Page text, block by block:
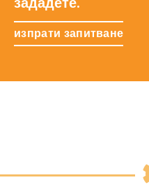
изпрати запитване